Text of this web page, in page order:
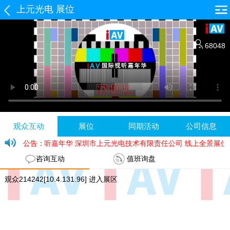
上元光电 展位
68048
观众互动 展位 同期活动 公司信息
公告：
IAV 国际视听嘉年华 深圳市上元光电技术有限责任公司 线上全景展位
咨询互动
值班询盘
观众214242[10.4.131.96] 进入展区